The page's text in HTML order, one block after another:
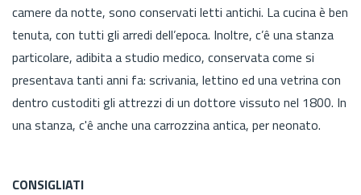
camere da notte, sono conservati letti antichi. La cucina è ben
tenuta, con tutti gli arredi dell’epoca. Inoltre, c’ê una stanza
particolare, adibita a studio medico, conservata come si
presentava tanti anni fa: scrivania, lettino ed una vetrina con
dentro custoditi gli attrezzi di un dottore vissuto nel 1800. In
una stanza, c'ê anche una carrozzina antica, per neonato.
CONSIGLIATI